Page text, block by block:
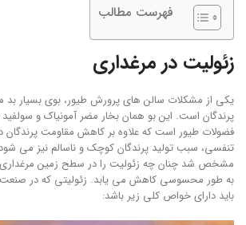
فهرست مطالب
زئولیت در مرغداری
یکی از مشکلات سالن های پرورش طیور، بوی بسیار بد
پرندگان است. این بو همان بخار مضر آمونیاک و
فضولات طیور است که علاوه بر کاهش مقاومت پرندگان
تنفسی، سبب تولید پرندگان کوچک و ناسالم نیز می
مشخص شد چنان چه زئولیت را در سطح زمین مرغداری
به طور محسوسی کاهش می یابد. زئولیتی که در
باید دارای خواص کلی زیر باشد: